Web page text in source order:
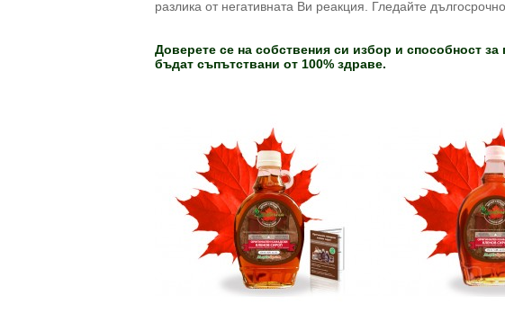
разлика от негативната Ви реакция. Гледайте дългосрочно.
Доверете се на собствения си избор и способност за
бъдат съпътствани от 100% здраве.